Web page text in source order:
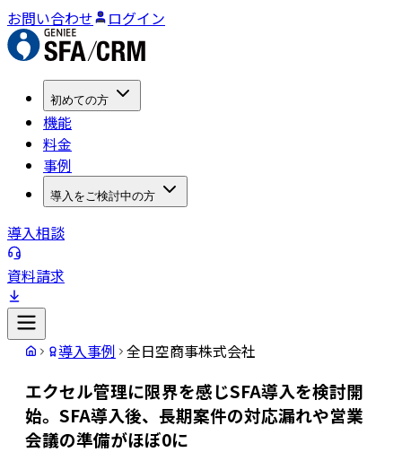
お問い合わせ ログイン
初めての方
機能
料金
事例
導入をご検討中の方
導入相談
資料請求
導入事例 全日空商事株式会社
エクセル管理に限界を感じSFA導入を検討開
始。SFA導入後、長期案件の対応漏れや営業
会議の準備がほぼ0に